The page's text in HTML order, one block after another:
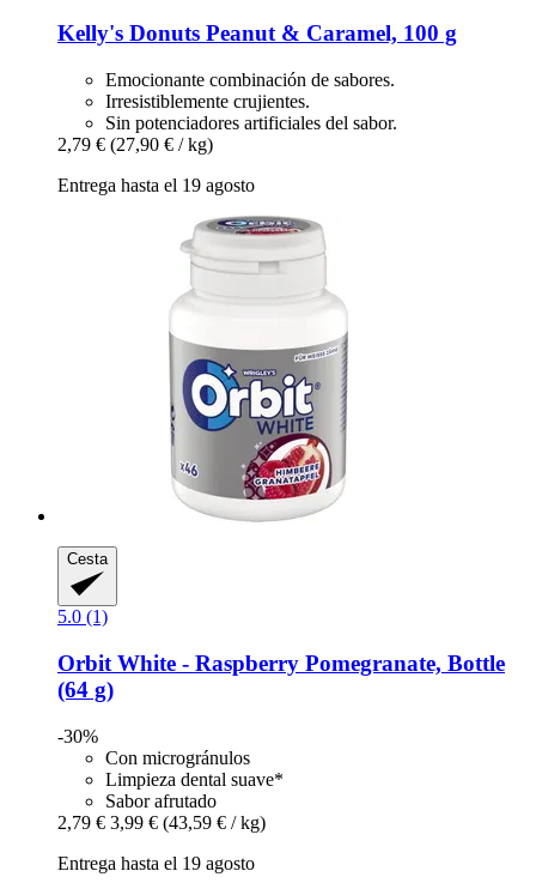
Kelly's Donuts Peanut & Caramel, 100 g
Emocionante combinación de sabores.
Irresistiblemente crujientes.
Sin potenciadores artificiales del sabor.
2,79 € (27,90 € / kg)
Entrega hasta el 19 agosto
Cesta
5.0 (1)
Orbit White -​ Raspberry Pomegranate, Bottle
(64 g)
-30%
Con microgránulos
Limpieza dental suave*
Sabor afrutado
2,79 € 3,99 € (43,59 € / kg)
Entrega hasta el 19 agosto